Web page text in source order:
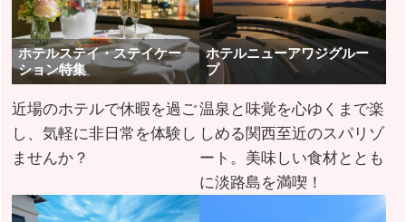
ホテルステイ・ステイケー
ション特集
近場のホテルで休暇を過ご
し、気軽に非日常を体験し
ませんか？
ホテルニューアワジグルー
プ
温泉と味覚を心ゆくまで楽
しめる関西至近のスパリゾ
ート。美味しい食材ととも
に淡路島を満喫！